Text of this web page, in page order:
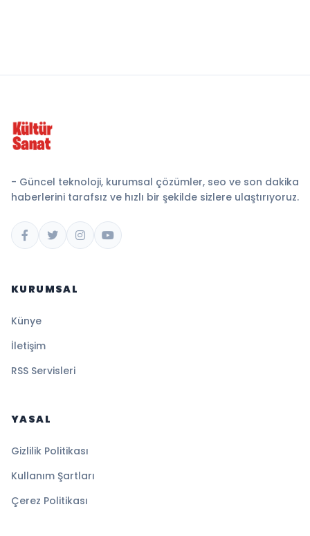
- Güncel teknoloji, kurumsal çözümler, seo ve son dakika
haberlerini tarafsız ve hızlı bir şekilde sizlere ulaştırıyoruz.
KURUMSAL
Künye
İletişim
RSS Servisleri
YASAL
Gizlilik Politikası
Kullanım Şartları
Çerez Politikası